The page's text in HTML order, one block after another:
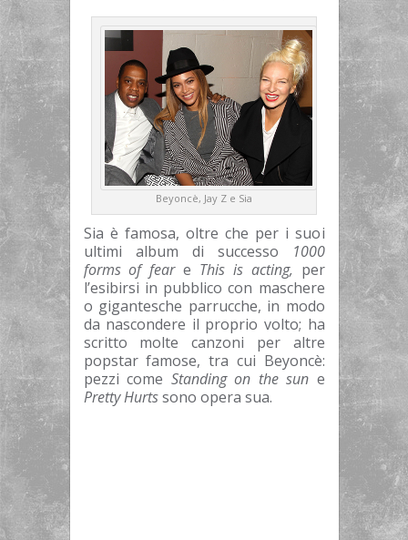
Beyoncè, Jay Z e Sia
Sia è famosa, oltre che per i suoi
ultimi album di successo
1000
forms of feare This is acting, per
l’esibirsi in pubblico con maschere
o gigantesche parrucche, in modo
da nascondere il proprio volto; ha
scritto molte canzoni per altre
popstar famose, tra cui Beyoncè:
pezzi come Standing on the sun e
Pretty Hurtssono opera sua.